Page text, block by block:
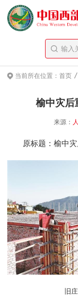
当前所在位置： 首页 /
榆中灾后
来源：
原标题：榆中灾
旧